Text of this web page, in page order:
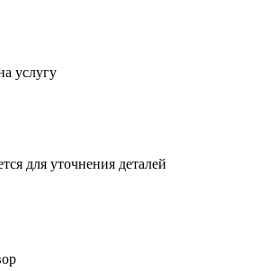
услугу
для уточнения деталей